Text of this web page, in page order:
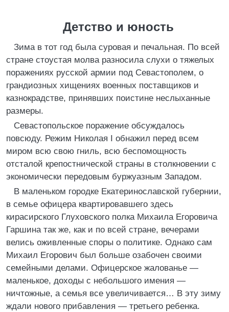
Детство и юность
Зима в тот год была суровая и печальная. По всей
стране стоустая молва разносила слухи о тяжелых
поражениях русской армии под Севастополем, о
грандиозных хищениях военных поставщиков и
казнокрадстве, принявших поистине неслыханные
размеры.
Севастопольское поражение обсуждалось
повсюду. Режим Николая I обнажил перед всем
миром всю свою гниль, всю беспомощность
отсталой крепостнической страны в столкновении с
экономически передовым буржуазным Западом.
В маленьком городке Екатеринославской губернии,
в семье офицера квартировавшего здесь
кирасирского Глуховского полка Михаила Егоровича
Гаршина так же, как и по всей стране, вечерами
велись оживленные споры о политике. Однако сам
Михаил Егорович был больше озабочен своими
семейными делами. Офицерское жалованье —
маленькое, доходы с небольшого имения —
ничтожные, а семья все увеличивается… В эту зиму
ждали нового прибавления — третьего ребенка.